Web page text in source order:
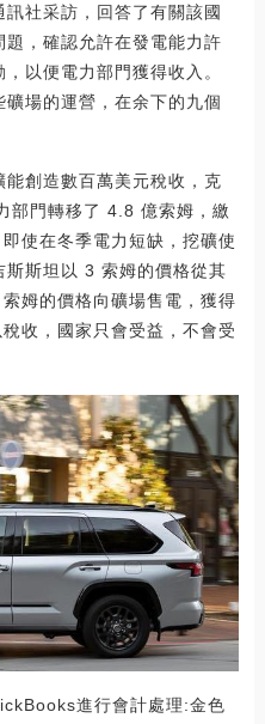
社采訪，回答了有關該國
，確認允許在發電能力許
以便電力部門獲得收入。
場的運營，在余下的九個
創造數百萬美元稅收，克
部門轉移了 4.8 億索姆，繳
使在冬季電力短缺，挖礦使
斯斯坦以 3 索姆的價格從其
姆的價格向礦場售電，獲得
收，國家只會受益，不會受
進行會計處理:金色